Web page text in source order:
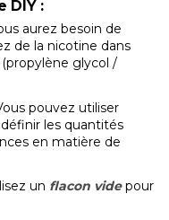
DIY :
aurez besoin de
de la nicotine dans
glycol /
pouvez utiliser
les quantités
en matière de
un flacon videpour